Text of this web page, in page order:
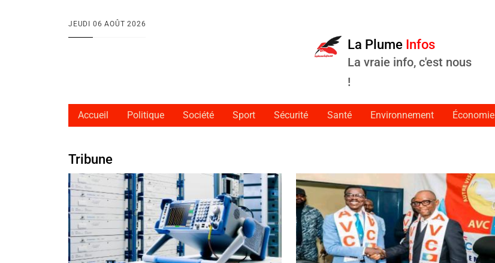
JEUDI 06 AOÛT 2026
La Plume Infos
La vraie info, c'est nous
!
Accueil Politique Société Sport Sécurité Santé Environnement Économie
Tribune